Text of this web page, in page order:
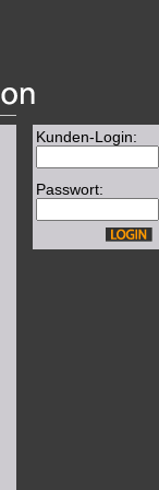
Kunden-Login:
Passwort: